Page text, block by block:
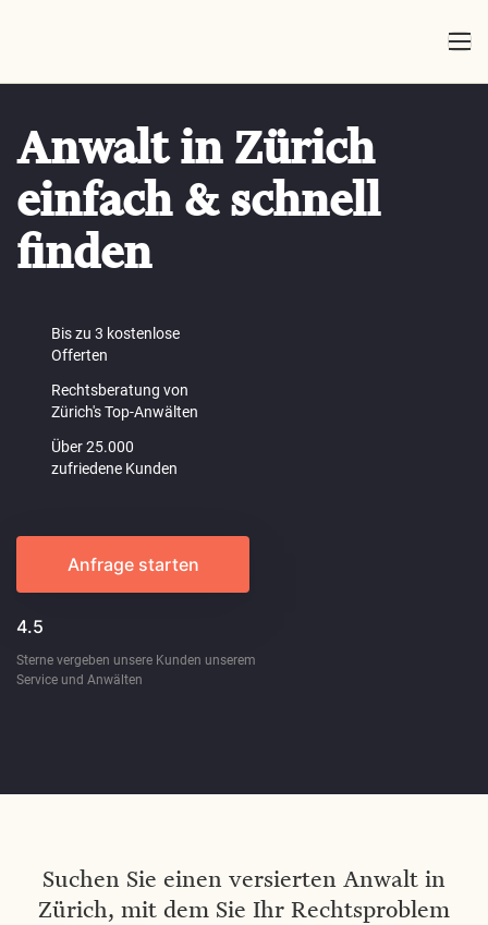
Anwalt in Zürich
einfach & schnell
finden
Anfrage starten
4.5
Sterne vergeben unsere Kunden unserem
Service und Anwälten
Bis zu 3 kostenlose
Offerten
Rechtsberatung von
Zürich's Top-Anwälten
Über 25.000
zufriedene Kunden
Suchen Sie einen versierten Anwalt in
Zürich, mit dem Sie Ihr Rechtsproblem